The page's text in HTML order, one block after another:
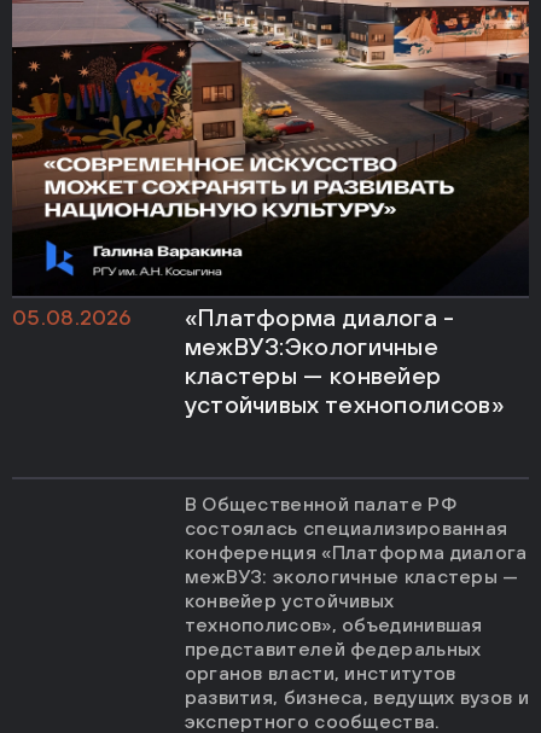
05.08.2026
«Платформа диалога -
межВУЗ:Экологичные
кластеры — конвейер
устойчивых технополисов»
В Общественной палате РФ
состоялась специализированная
конференция «Платформа диалога
межВУЗ: экологичные кластеры —
конвейер устойчивых
технополисов», объединившая
представителей федеральных
органов власти, институтов
развития, бизнеса, ведущих вузов и
экспертного сообщества.